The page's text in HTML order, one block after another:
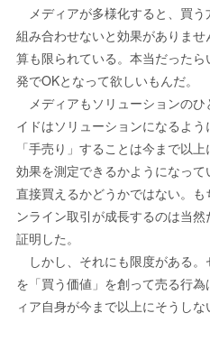
メディアが多様化すると、買
組み合わせないと効果がありま
算も限られている。本当だった
発でOKとなって欲しいもんだ。
メディアもソリューションの
イドはソリューションになるよう
「手売り」することは今まで以
効果を測定できるかようになっ
直接買えるかどうかではない。
ンライン取引が成長するのは当
証明した。
しかし、それにも限度がある。
を「買う価値」を創って売る行
ィア自身が今まで以上にそうしな